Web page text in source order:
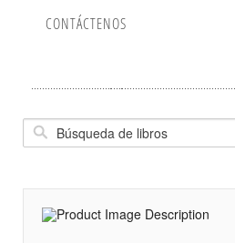
CONTÁCTENOS